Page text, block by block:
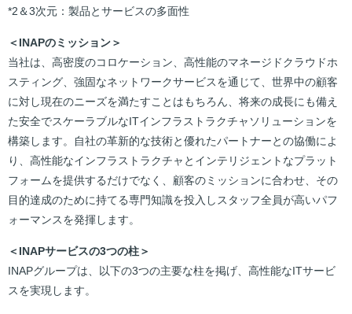
*2＆3次元：製品とサービスの多面性
＜INAPのミッション＞
当社は、高密度のコロケーション、高性能のマネージドクラウドホ
スティング、強固なネットワークサービスを通じて、世界中の顧客
に対し現在のニーズを満たすことはもちろん、将来の成長にも備え
た安全でスケーラブルなITインフラストラクチャソリューションを
構築します。自社の革新的な技術と優れたパートナーとの協働によ
り、高性能なインフラストラクチャとインテリジェントなプラット
フォームを提供するだけでなく、顧客のミッションに合わせ、その
目的達成のために持てる専門知識を投入しスタッフ全員が高いパフ
ォーマンスを発揮します。
＜INAPサービスの3つの柱＞
INAPグループは、以下の3つの主要な柱を掲げ、高性能なITサービ
スを実現します。